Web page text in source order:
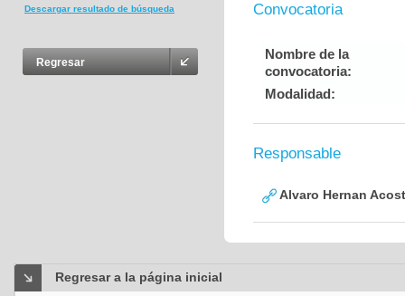
Descargar resultado de búsqueda
Regresar
Convocatoria
Nombre de la
convocatoria:
Modalidad:
Responsable
Alvaro Hernan
Regresar a la página inicial